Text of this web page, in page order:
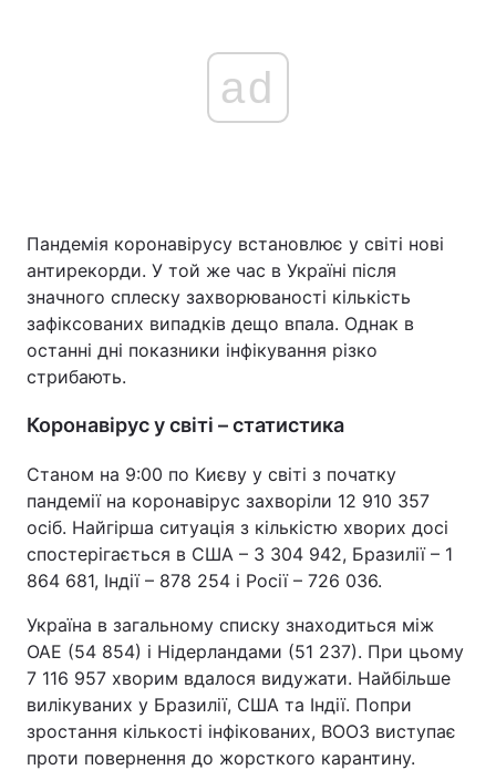
Головна Війна
Україна
Економіка Світ
Спорт Наука
Техно і зв'язок Лайт
Зброя Інциденти
Здоров'я Туризм
Цікавинки Погода
Екологія
Лонгріди
ad
Пандемія коронавірусу встановлює у світі нові
антирекорди. У той же час в Україні після
значного сплеску захворюваності кількість
зафіксованих випадків дещо впала. Однак в
останні дні показники інфікування різко
стрибають.
Коронавірус у світі – статистика
Станом на 9:00 по Києву у світі з початку
пандемії на коронавірус захворіли 12 910 357
осіб. Найгірша ситуація з кількістю хворих досі
спостерігається в США – 3 304 942, Бразилії – 1
864 681, Індії – 878 254 і Росії – 726 036.
Україна в загальному списку знаходиться між
ОАЕ (54 854) і Нідерландами (51 237). При цьому
7 116 957 хворим вдалося видужати. Найбільше
вилікуваних у Бразилії, США та Індії. Попри
зростання кількості інфікованих, ВООЗ виступає
проти повернення до жорсткого карантину.